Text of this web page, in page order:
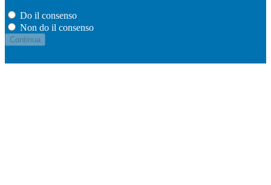
Do il consenso
Non do il consenso